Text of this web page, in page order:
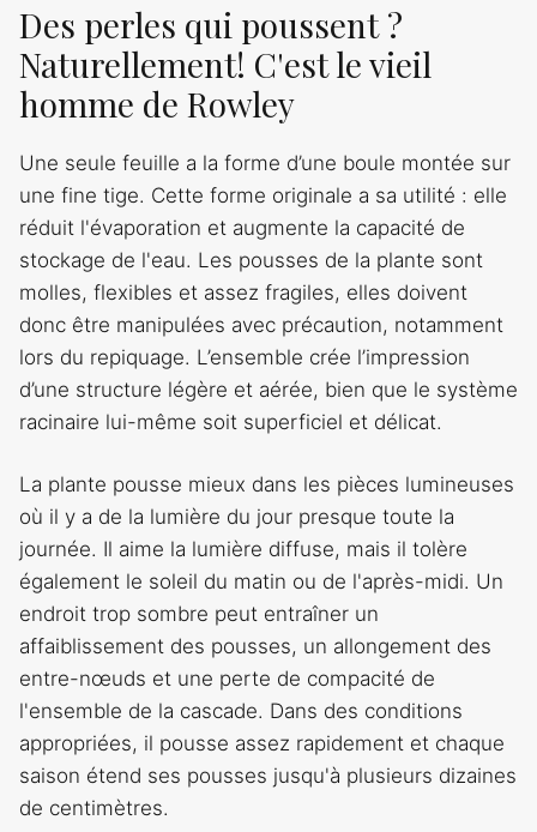
Des perles qui poussent ?
Naturellement! C'est le vieil
homme de Rowley
Une seule feuille a la forme d’une boule montée sur
une fine tige. Cette forme originale a sa utilité : elle
réduit l'évaporation et augmente la capacité de
stockage de l'eau. Les pousses de la plante sont
molles, flexibles et assez fragiles, elles doivent
donc être manipulées avec précaution, notamment
lors du repiquage. L’ensemble crée l’impression
d’une structure légère et aérée, bien que le système
racinaire lui-même soit superficiel et délicat.
La plante pousse mieux dans les pièces lumineuses
où il y a de la lumière du jour presque toute la
journée. Il aime la lumière diffuse, mais il tolère
également le soleil du matin ou de l'après-midi. Un
endroit trop sombre peut entraîner un
affaiblissement des pousses, un allongement des
entre-nœuds et une perte de compacité de
l'ensemble de la cascade. Dans des conditions
appropriées, il pousse assez rapidement et chaque
saison étend ses pousses jusqu'à plusieurs dizaines
de centimètres.